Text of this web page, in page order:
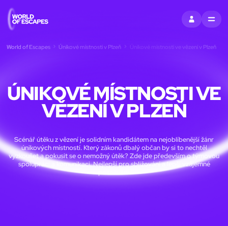
PŘIHLÁSIT SE
MENU
World of Escapes Únikové místnosti v Plzeň Únikové místnosti ve vězení v Plzeň
ÚNIKOVÉ MÍSTNOSTI VE
VĚZENÍ V PLZEŇ
Scénář útěku z vězení je solidním kandidátem na nejoblíbenější žánr
únikových místností. Který zákonů dbalý občan by si to nechtěl
vyzkoušet a pokusit se o nemožný útěk? Zde jde především o týmovou
spolupráci a komunikaci. Nejlepší pro sbližování a lepší vzájemné